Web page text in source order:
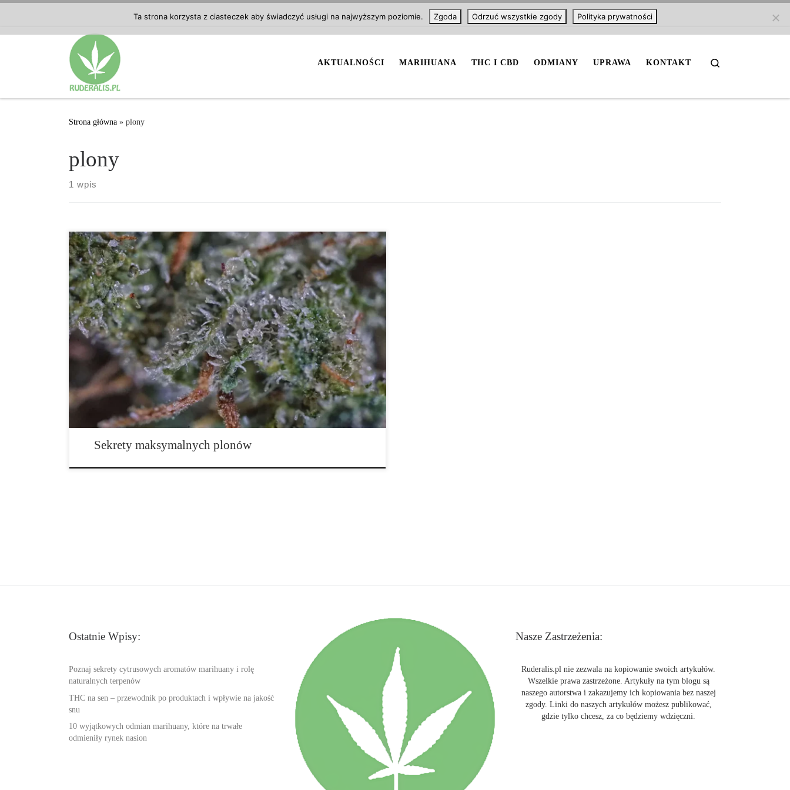
AKTUALNOŚCI MARIHUANA THC I CBD ODMIANY UPRAWA KONTAKT
Strona główna » plony
plony
1 wpis
Sekrety maksymalnych plonów i idealnego momentu zbioru konopi – kompletny
przewodnik dla legalnych upraw Nie istnieje jedna „magiczna data” zbioru wspólna dla
wszystkich odmian, ponieważ fenotyp, warunki środowiskowe, typ medium i sposób
prowadzenia roślin w różnym stopniu wpływają na tempo dojrzewania. Dlatego eksperci
zgodnie podkreślają, że o momencie cięcia decyduje […]
Sekrety maksymalnych plonów
Ostatnie Wpisy:
Poznaj sekrety cytrusowych aromatów marihuany i rolę
naturalnych terpenów
THC na sen – przewodnik po produktach i wpływie na jakość
snu
10 wyjątkowych odmian marihuany, które na trwałe
odmieniły rynek nasion
Nasze Zastrzeżenia:
Ruderalis.pl nie zezwala na kopiowanie swoich artykułów.
Wszelkie prawa zastrzeżone. Artykuły na tym blogu są
naszego autorstwa i zakazujemy ich kopiowania bez naszej
zgody. Linki do naszych artykułów możesz publikować,
gdzie tylko chcesz, za co będziemy wdzięczni.
Ta strona korzysta z ciasteczek aby świadczyć usługi na najwyższym poziomie. Zgoda Odrzuć wszystkie zgody Polityka prywatności